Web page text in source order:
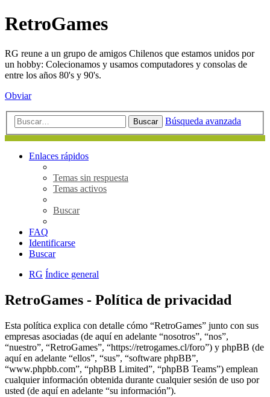
RetroGames
RG reune a un grupo de amigos Chilenos que estamos unidos por
un hobby: Colecionamos y usamos computadores y consolas de
entre los años 80's y 90's.
Obviar
Buscar Búsqueda avanzada
Enlaces rápidos
Temas sin respuesta
Temas activos
Buscar
FAQ
Identificarse
Buscar
RG Índice general
RetroGames - Política de privacidad
Esta política explica con detalle cómo “RetroGames” junto con sus
empresas asociadas (de aquí en adelante “nosotros”, “nos”,
“nuestro”, “RetroGames”, “https://retrogames.cl/foro”) y phpBB (de
aquí en adelante “ellos”, “sus”, “software phpBB”,
“www.phpbb.com”, “phpBB Limited”, “phpBB Teams”) emplean
cualquier información obtenida durante cualquier sesión de uso por
usted (de aquí en adelante “su información”).